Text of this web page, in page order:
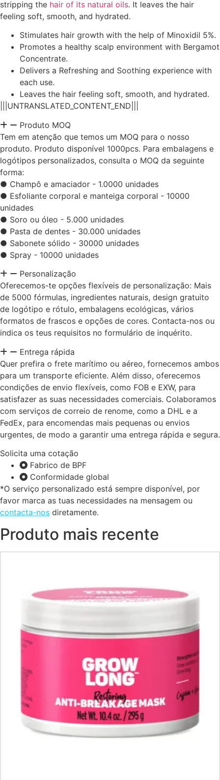
stripping the hair of its natural oils. It leaves the hair
feeling soft, smooth, and hydrated.
Stimulates hair growth with the help of Minoxidil 5%.
Promotes a healthy scalp environment with Bergamot
Concentrate.
Delivers a Refreshing and Soothing experience with
each use.
Leaves the hair feeling soft, smooth, and hydrated.
|||UNTRANSLATED_CONTENT_END|||
Produto MOQ
Tem em atenção que temos um MOQ para o nosso
produto. Produto disponível 1000pcs. Para embalagens e
logótipos personalizados, consulta o MOQ da seguinte
forma:
● Champô e amaciador - 1.0000 unidades
● Esfoliante corporal e manteiga corporal - 10000
unidades
● Soro ou óleo - 5.000 unidades
● Pasta de dentes - 30.000 unidades
● Sabonete sólido - 30000 unidades
● Spray - 10000 unidades
Personalização
Oferecemos-te opções flexíveis de personalização: Mais
de 5000 fórmulas, ingredientes naturais, design gratuito
de logótipo e rótulo, embalagens ecológicas, vários
formatos de frascos e opções de cores. Contacta-nos ou
indica os teus requisitos no formulário de inquérito.
Entrega rápida
Quer prefira o frete marítimo ou aéreo, fornecemos ambos
para um transporte eficiente. Além disso, oferecemos
condições de envio flexíveis, como FOB e EXW, para
satisfazer as suas necessidades comerciais. Colaboramos
com serviços de correio de renome, como a DHL e a
FedEx, para encomendas mais pequenas ou envios
urgentes, de modo a garantir uma entrega rápida e segura.
Solicita uma cotação
Fabrico de BPF
Conformidade global
*O serviço personalizado está sempre disponível, por
favor marca as tuas necessidades na mensagem ou
contacta-nos diretamente.
Produto mais recente